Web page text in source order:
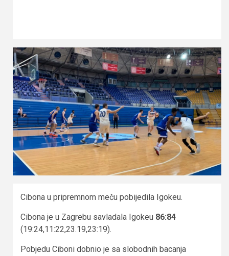
Cibona u pripremnom meču pobijedila Igokeu.
Cibona je u Zagrebu savladala Igokeu 86:84
(19:24,11:22,23.19,23:19).
Pobjedu Ciboni dobnio je sa slobodnih bacanja